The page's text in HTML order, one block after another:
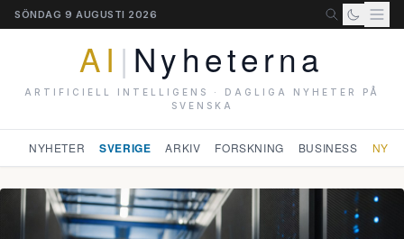
SÖNDAG 9 AUGUSTI 2026
AI | Nyheterna
ARTIFICIELL INTELLIGENS · DAGLIGA NYHETER PÅ
SVENSKA
NYHETER SVERIGE ARKIV FORSKNING BUSINESS